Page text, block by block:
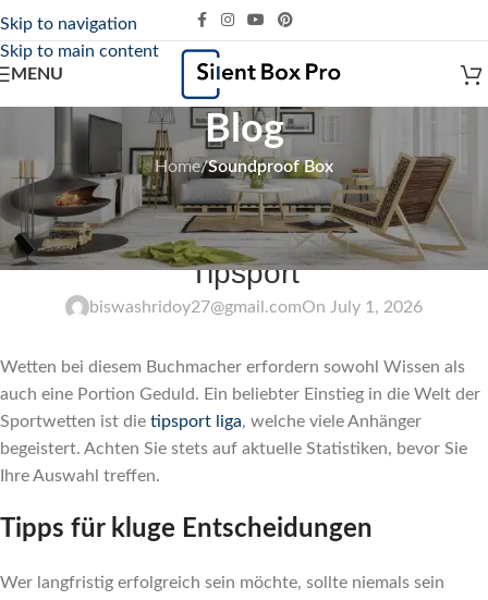
Skip to navigation
Skip to main content
MENU
Blog
Home/Soundproof Box
SOUNDPROOF BOX
Erfolgreiche Wettstrategien bei
Tipsport
biswashridoy27@gmail.comOn July 1, 2026
Wetten bei diesem Buchmacher erfordern sowohl Wissen als
auch eine Portion Geduld. Ein beliebter Einstieg in die Welt der
Sportwetten ist die tipsport liga, welche viele Anhänger
begeistert. Achten Sie stets auf aktuelle Statistiken, bevor Sie
Ihre Auswahl treffen.
Tipps für kluge Entscheidungen
Wer langfristig erfolgreich sein möchte, sollte niemals sein